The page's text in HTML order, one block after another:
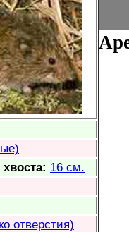
16 см.
отверстия)